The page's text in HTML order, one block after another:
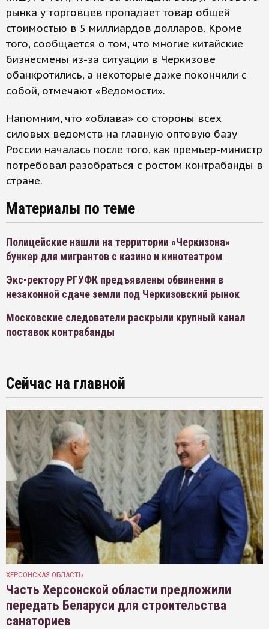
рынка у торговцев пропадает товар общей
стоимостью в 5 миллиардов долларов. Кроме
того, сообщается о том, что многие китайские
бизнесмены из-за ситуации в Черкизове
обанкротились, а некоторые даже покончили с
собой, отмечают «Ведомости».
Напомним, что «облава» со стороны всех
силовых ведомств на главную оптовую базу
России началась после того, как премьер-министр
потребовал разобраться с ростом контрабанды в
стране.
Материалы по теме
Полицейские нашли на территории «Черкизона»
бункер для мигрантов с казино и кинотеатром
Экс-ректору РГУФК предъявлены обвинения в
незаконной сдаче земли под Черкизовский рынок
Московские следователи раскрыли крупный канал
поставок контрабанды
Сейчас на главной
ХЕРСОНСКАЯ ОБЛАСТЬ
Часть Херсонской области предложили
передать Беларуси для строительства
санаториев